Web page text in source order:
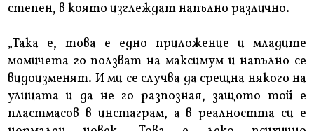
степен, в която изглеждат напълно различно.
„Така е, това е едно приложение и младите
момичета го ползват на максимум и напълно се
видоизменят. И ми се случва да срещна някого на
улицата и да не го разпозная, защото той е
пластмасов в инстаграм, а в реалността си е